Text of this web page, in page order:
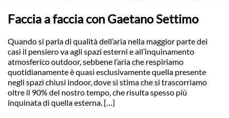
Faccia a faccia con Gaetano Settimo
Quando si parla di qualità dell’aria nella maggior parte dei
casi il pensiero va agli spazi esterni e all’inquinamento
atmosferico outdoor, sebbene l’aria che respiriamo
quotidianamente è quasi esclusivamente quella presente
negli spazi chiusi indoor, dove si stima che si trascorriamo
oltre il 90% del nostro tempo, che risulta spesso più
inquinata di quella esterna. […]